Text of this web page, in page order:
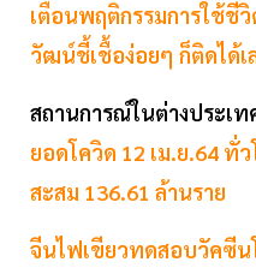
เตือนพฤติกรรมการใช้ชี
วัฒน์ชี้เชื้อง่อยๆ ก็ติดได้เ
สถานการณ์ในต่างประเท
ยอดโควิด 12 เม.ย.64 ทั่
สะสม 136.61 ล้านราย
จีนไฟเขียวทดสอบวัคซีน